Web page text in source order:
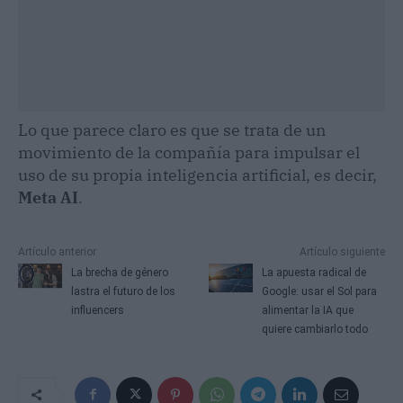
Lo que parece claro es que se trata de un
movimiento de la compañía para impulsar el
uso de su propia inteligencia artificial, es decir,
Meta AI.
Artículo anterior
La brecha de género
lastra el futuro de los
influencers
Artículo siguiente
La apuesta radical de
Google: usar el Sol para
alimentar la IA que
quiere cambiarlo todo